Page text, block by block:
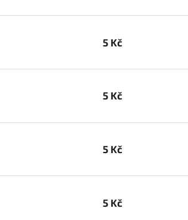
5 Kč
5 Kč
5 Kč
5 Kč